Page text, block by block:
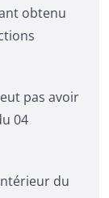
obtenu
pas avoir
04
du